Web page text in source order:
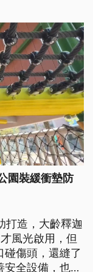
園裝緩衝墊防
打造，大齡釋迦
風光啟用，但
碰傷頭，還縫了
全設備，也呼